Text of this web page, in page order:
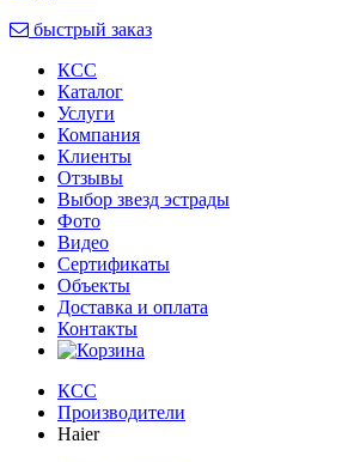
быстрый заказ
КСС
Каталог
Услуги
Компания
Клиенты
Oтзывы
Выбор звезд эстрады
Фото
Видео
Сертификаты
Объекты
Доставка и оплата
Контакты
КСС
Производители
Haier